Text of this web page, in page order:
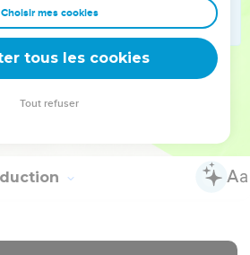
Je renverserai les chars et ceux
et leurs cavaliers seront
l'autre.
des armées, Je te prendrai,
Mon serviteur, dit l'Éternel, Et
Choisir mes cookies
tous les cookies
Tout refuser